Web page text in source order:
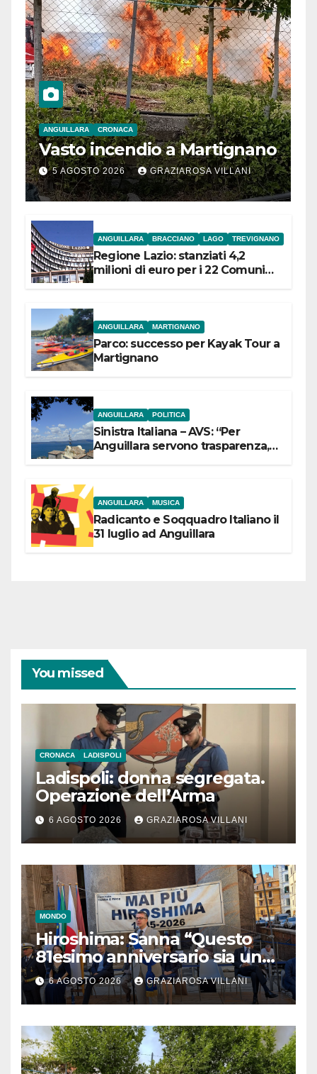
ANGUILLARA CRONACA
Vasto incendio a Martignano
5 AGOSTO 2026 GRAZIAROSA VILLANI
ANGUILLARA BRACCIANO LAGO TREVIGNANO
Regione Lazio: stanziati 4,2
milioni di euro per i 22 Comuni
ANGUILLARA MARTIGNANO
Parco: successo per Kayak Tour a
Martignano
ANGUILLARA POLITICA
Sinistra Italiana – AVS: “Per
Anguillara servono trasparenza,
ANGUILLARA MUSICA
Radicanto e Soqquadro Italiano il
31 luglio ad Anguillara
You missed
CRONACA LADISPOLI
Ladispoli: donna segregata.
Operazione dell’Arma
6 AGOSTO 2026 GRAZIAROSA VILLANI
MONDO
Hiroshima: Sanna “Questo
81esimo anniversario sia un
monito per tutti”
6 AGOSTO 2026 GRAZIAROSA VILLANI